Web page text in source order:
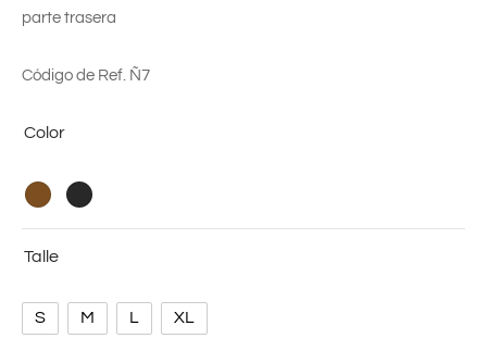
parte trasera
Código de Ref. Ñ7
Color
Talle
S M L XL